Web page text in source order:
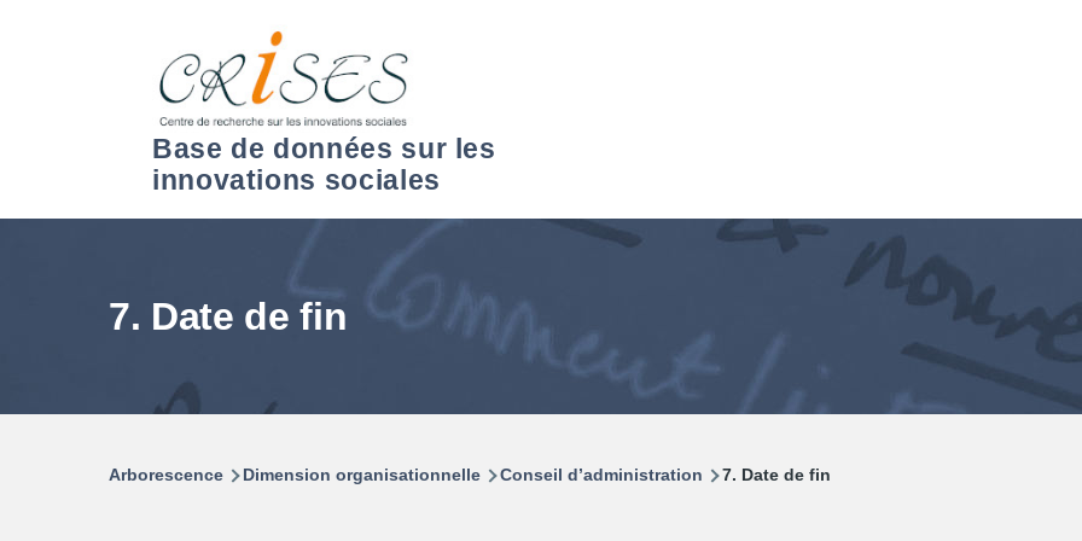
Base de données sur les
innovations sociales
7. Date de fin
Arborescence Dimension organisationnelle Conseil d’administration 7. Date de fin